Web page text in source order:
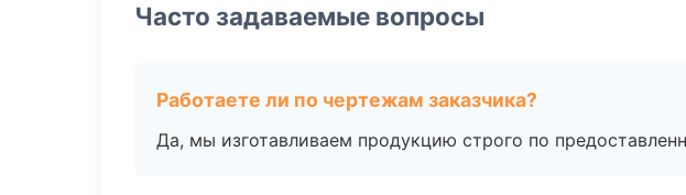
Часто задаваемые вопросы
Работаете ли по чертежам заказчика?
Да, мы изготавливаем продукцию строго по